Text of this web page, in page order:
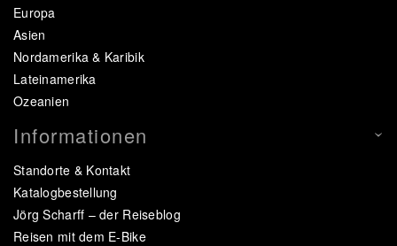
Europa
Asien
Nordamerika & Karibik
Lateinamerika
Ozeanien
Informationen
Standorte & Kontakt
Katalogbestellung
Jörg Scharff – der Reiseblog
Reisen mit dem E-Bike